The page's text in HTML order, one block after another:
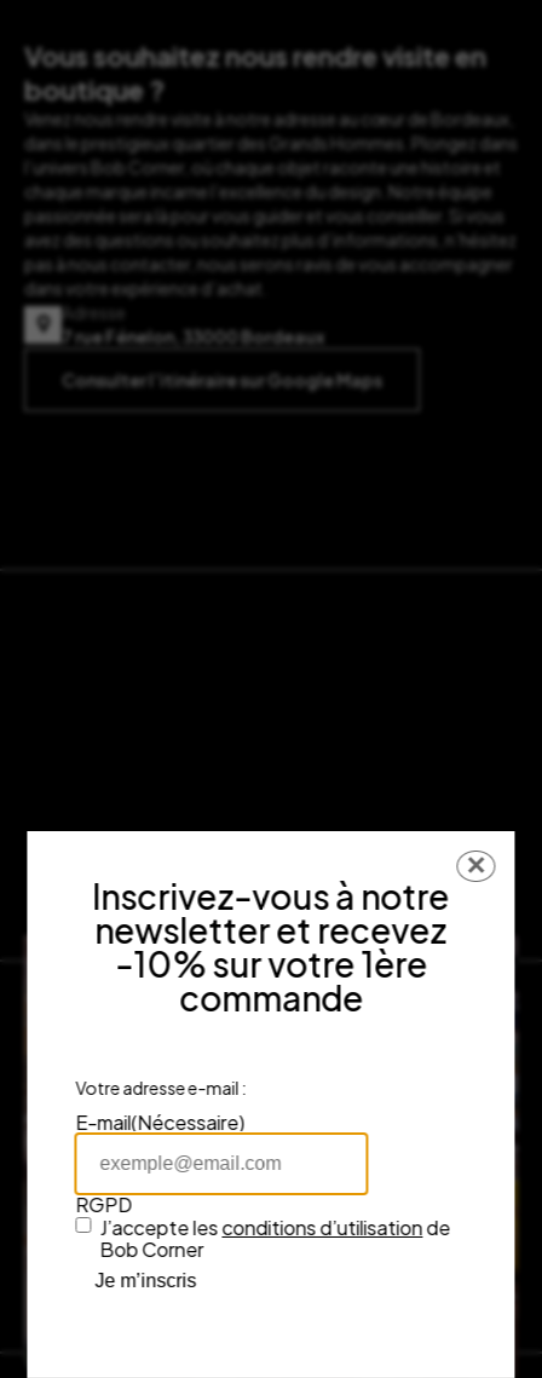
Vous souhaitez nous rendre visite en
boutique ?
Venez nous rendre visite à notre adresse au cœur de Bordeaux,
dans le prestigieux quartier des Grands Hommes. Plongez dans
l’univers Bob Corner, où chaque objet raconte une histoire et
chaque marque incarne l’excellence du design. Notre équipe
passionnée sera là pour vous guider et vous conseiller. Si vous
avez des questions ou souhaitez plus d’informations, n’hésitez
pas à nous contacter, nous serons ravis de vous accompagner
dans votre expérience d’achat.
Adresse
7 rue Fénelon, 33000 Bordeaux
Consulter l’itinéraire sur Google Maps
Inscrivez-vous à notre
newsletter et recevez
-10% sur votre 1ère
commande
Votre adresse e-mail :
E-mail(Nécessaire)
RGPD
J’accepte lesconditions d’utilisationde
Bob Corner
Je m’inscris
✕